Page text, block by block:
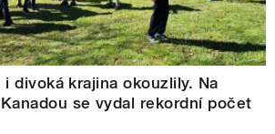
divoká krajina okouzlily. Na
se vydal rekordní počet